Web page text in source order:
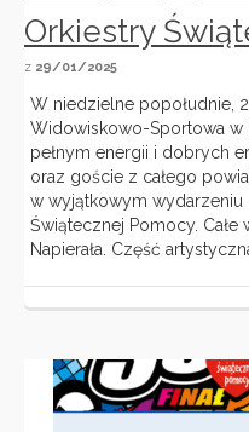
Orkiestry
z 29/01/2025
W niedzielne popołudnie,
Widowiskowo-Sportowa w
pełnym energii i dobrych
oraz goście z całego
w wyjątkowym wydarzeniu
Świątecznej Pomocy. Całe
Napierała. Część